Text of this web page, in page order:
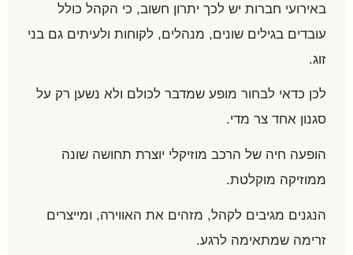
באירועי חברות יש לכך יתרון חשוב, כי הקהל כולל
עובדים בגילים שונים, מנהלים, לקוחות ולעיתים גם בני
זוג.
לכן כדאי לבחור מופע שמדבר לכולם ולא נשען רק על
סגנון אחד צר מדי.
הופעה חיה של הרכב מוזיקלי יוצרת תחושה שונה
ממוזיקה מוקלטת.
הנגנים מגיבים לקהל, מזהים את האווירה, ומייצרים
זרימה שמתאימה לרגע.